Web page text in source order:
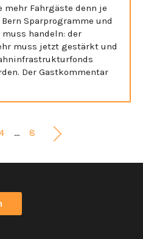
mehr Fahrgäste denn je
Sparprogramme und
handeln: der
muss jetzt gestärkt und
Der Gastkommentar
… 8